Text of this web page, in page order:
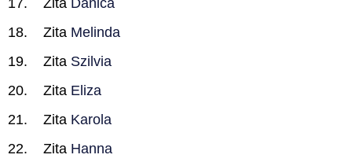
Zita Danica
Zita Melinda
Zita Szilvia
Zita Eliza
Zita Karola
Zita Hanna